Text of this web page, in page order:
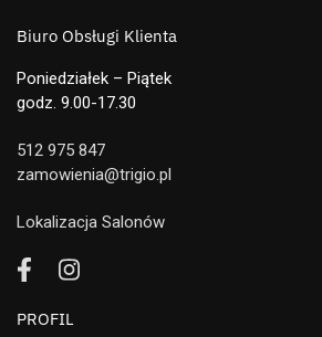
Biuro Obsługi Klienta
Poniedziałek – Piątek
godz. 9.00-17.30
512 975 847
zamowienia@trigio.pl
Lokalizacja Salonów
PROFIL